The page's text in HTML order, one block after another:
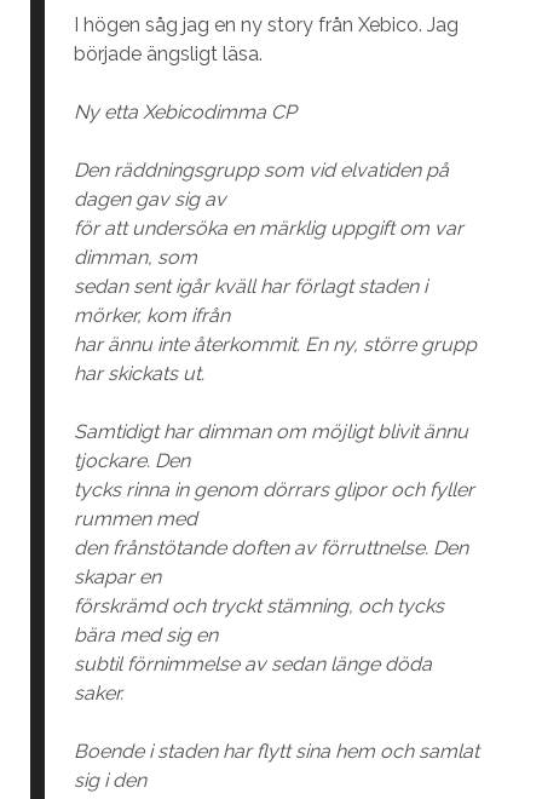
I högen såg jag en ny story från Xebico. Jag
började ängsligt läsa.
Ny etta Xebicodimma CP
Den räddningsgrupp som vid elvatiden på
dagen gav sig av
för att undersöka en märklig uppgift om var
dimman, som
sedan sent igår kväll har förlagt staden i
mörker, kom ifrån
har ännu inte återkommit. En ny, större grupp
har skickats ut.
Samtidigt har dimman om möjligt blivit ännu
tjockare. Den
tycks rinna in genom dörrars glipor och fyller
rummen med
den frånstötande doften av förruttnelse. Den
skapar en
förskrämd och tryckt stämning, och tycks
bära med sig en
subtil förnimmelse av sedan länge döda
saker.
Boende i staden har flytt sina hem och samlat
sig i den